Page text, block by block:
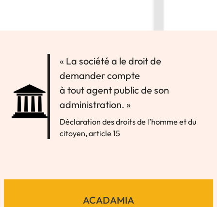
« La société a le droit de
demander compte
à tout agent public de son
administration. »
Déclaration des droits de l’homme et du
citoyen, article 15
ACADAMIA